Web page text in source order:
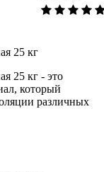
25 кг
25 кг - это
который
различных